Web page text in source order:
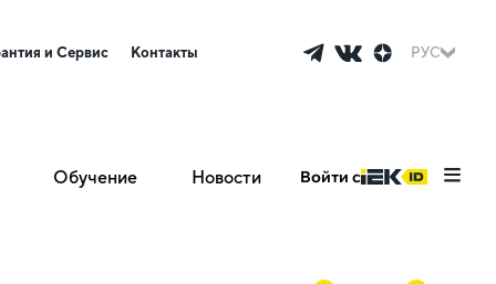
и Сервис Контакты РУС
Обучение Новости Войти с